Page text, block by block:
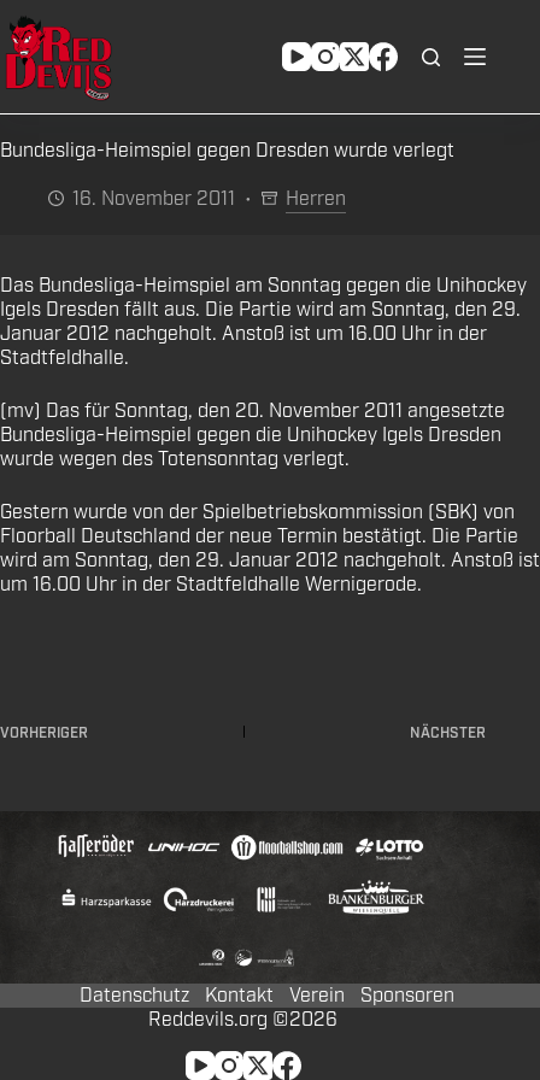
Zum
Inhalt
springen
Bundesliga-Heimspiel gegen Dresden wurde verlegt
16. November 2011
Herren
Das Bundesliga-Heimspiel am Sonntag gegen die Unihockey
Igels Dresden fällt aus. Die Partie wird am Sonntag, den 29.
Januar 2012 nachgeholt. Anstoß ist um 16.00 Uhr in der
Stadtfeldhalle.
(mv) Das für Sonntag, den 20. November 2011 angesetzte
Bundesliga-Heimspiel gegen die Unihockey Igels Dresden
wurde wegen des Totensonntag verlegt.
Gestern wurde von der Spielbetriebskommission (SBK) von
Floorball Deutschland der neue Termin bestätigt. Die Partie
wird am Sonntag, den 29. Januar 2012 nachgeholt. Anstoß ist
um 16.00 Uhr in der Stadtfeldhalle Wernigerode.
VORHERIGER NÄCHSTER
Datenschutz Kontakt Verein
Sponsoren
Reddevils.org ©2026